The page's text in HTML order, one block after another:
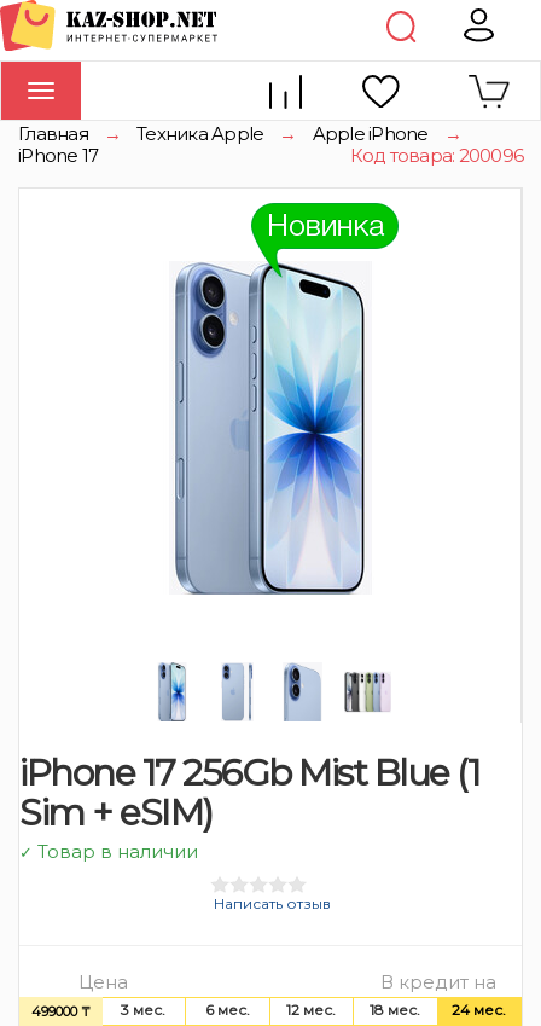
Toggle
navigation
Главная → Техника Apple → Apple iPhone
→
iPhone 17
Код товара: 200096
iPhone 17 256Gb Mist Blue (1
Sim + eSIM)
✓ Товар в наличии
Написать отзыв
Цена В кредит на
499000 ₸ 3 мес. 6 мес. 12 мес. 18 мес.
24 мес.